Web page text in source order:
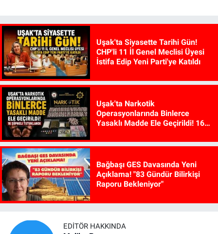
Uşak'ta Siyasette Tarihi Gün!
CHP'li 11 İl Genel Meclisi Üyesi
İstifa Edip Yeni Parti'ye Katıldı
Uşak'ta Narkotik
Operasyonlarında Binlerce
Yasaklı Madde Ele Geçirildi! 16
Bağbaşı GES Davasında Yeni
Açıklama! "83 Gündür Bilirkişi
Raporu Bekleniyor"
EDITÖR HAKKINDA